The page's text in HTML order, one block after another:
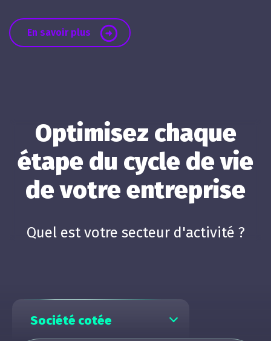
En savoir plus
Optimisez chaque
étape du cycle de vie
de votre entreprise
Quel est votre secteur d'activité ?
Société cotée